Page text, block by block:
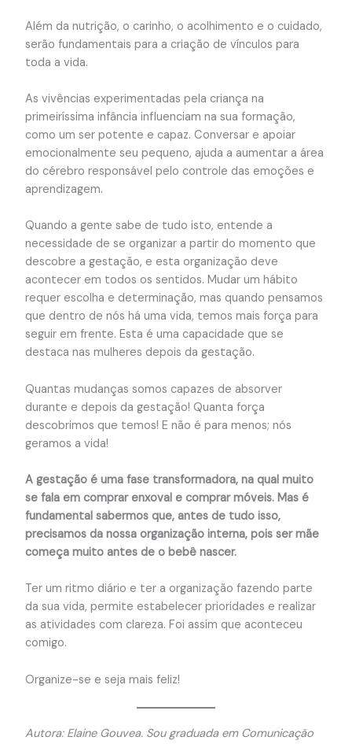
Além da nutrição, o carinho, o acolhimento e o cuidado,
serão fundamentais para a criação de vínculos para
toda a vida.
As vivências experimentadas pela criança na
primeiríssima infância influenciam na sua formação,
como um ser potente e capaz. Conversar e apoiar
emocionalmente seu pequeno, ajuda a aumentar a área
do cérebro responsável pelo controle das emoções e
aprendizagem.
Quando a gente sabe de tudo isto, entende a
necessidade de se organizar a partir do momento que
descobre a gestação, e esta organização deve
acontecer em todos os sentidos. Mudar um hábito
requer escolha e determinação, mas quando pensamos
que dentro de nós há uma vida, temos mais força para
seguir em frente. Esta é uma capacidade que se
destaca nas mulheres depois da gestação.
Quantas mudanças somos capazes de absorver
durante e depois da gestação! Quanta força
descobrimos que temos! E não é para menos; nós
geramos a vida!
A gestação é uma fase transformadora, na qual muito
se fala em comprar enxoval e comprar móveis. Mas é
fundamental sabermos que, antes de tudo isso,
precisamos da nossa organização interna, pois ser mãe
começa muito antes de o bebê nascer.
Ter um ritmo diário e ter a organização fazendo parte
da sua vida, permite estabelecer prioridades e realizar
as atividades com clareza. Foi assim que aconteceu
comigo.
Organize-se e seja mais feliz!
Autora: Elaine Gouvea. Sou graduada em Comunicação